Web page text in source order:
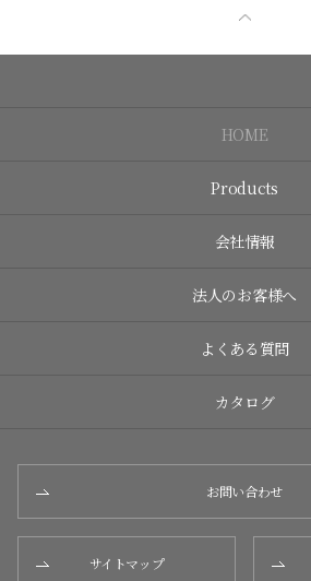
HOME
Products
会社情報
法人のお客様へ
よくある質問
カタログ
お問い合わせ
サイトマップ